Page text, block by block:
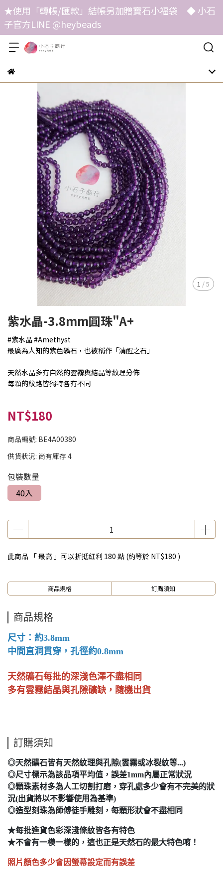
★使用「轉帳/匯款」結帳另加贈寶石小福袋 ◆ 小石
子官方LINE @heybeads
1 /5
紫水晶-3.8mm圓珠"A+
#紫水晶 #Amethyst
最廣為人知的紫色礦石，也被稱作「清醒之石」
天然水晶多有自然的雲霧與結晶等紋理分佈
每顆的紋路皆獨特各有不同
NT$180
商品編號: BE4A00380
供貨狀況: 尚有庫存 4
包裝數量
40入
此商品 「 最高 」可以折抵紅利 180 點 (約等於 NT$180 )
商品規格 訂購須知
商品規格
尺寸：約3.8mm
中間直洞貫穿，孔徑約0.8mm
天然礦石每批的深淺色澤不盡相同
多有雲霧結晶與孔隙礦缺，隨機出貨
訂購須知
◎天然礦石皆有天然紋理與孔隙(雲霧或冰裂紋等...)
◎尺寸標示為該品項平均值，誤差1mm內屬正常狀況
◎顆珠素材多為人工切割打磨，穿孔處多少會有不完美的狀
況(出貨將以不影響使用為基準)
◎造型刻珠為師傅徒手雕刻，每顆形狀會不盡相同
★每批進貨色彩深淺條紋皆各有特色
★不會有一模一樣的，這也正是天然石的最大特色唷！
照片顏色多少會因螢幕設定而有誤差